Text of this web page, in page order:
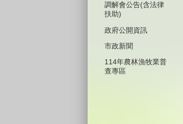
調解會公告(含法律
扶助)
政府公開資訊
市政新聞
114年農林漁牧業普
查專區